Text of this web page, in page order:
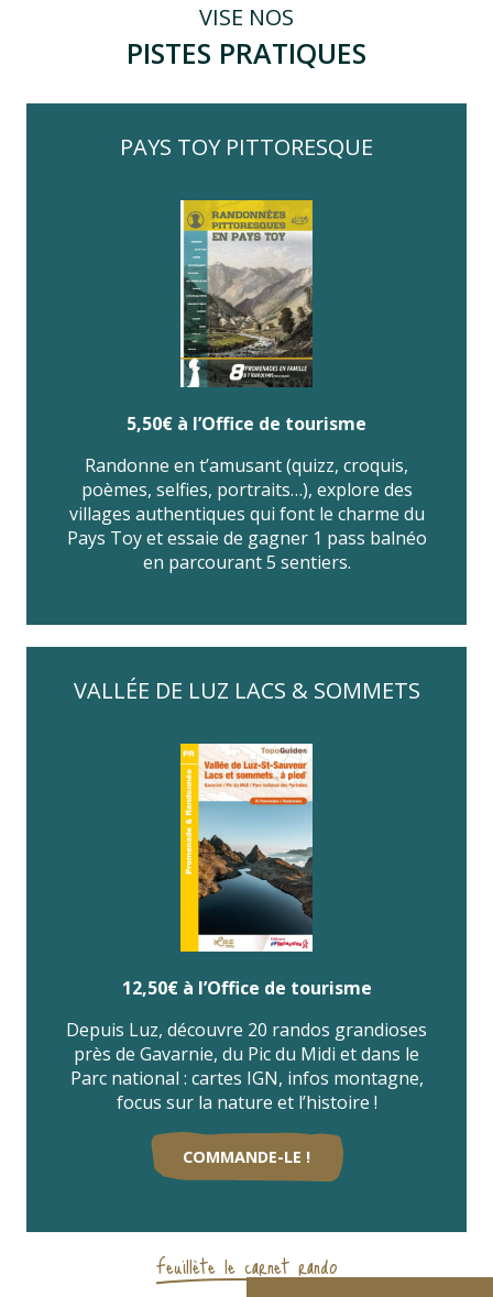
VISE NOS
PISTES PRATIQUES
PAYS TOY PITTORESQUE
5,50€ à l’Office de tourisme
Randonne en t’amusant (quizz, croquis,
poèmes, selfies, portraits…), explore des
villages authentiques qui font le charme du
Pays Toy et essaie de gagner 1 pass balnéo
en parcourant 5 sentiers.
VALLÉE DE LUZ LACS & SOMMETS
12,50€ à l’Office de tourisme
Depuis Luz, découvre 20 randos grandioses
près de Gavarnie, du Pic du Midi et dans le
Parc national : cartes IGN, infos montagne,
focus sur la nature et l’histoire !
COMMANDE-LE !
Feuillète le carnet rando